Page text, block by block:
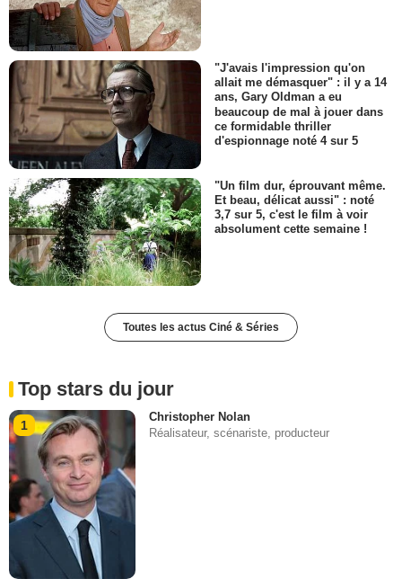
"J'avais l'impression qu'on
allait me démasquer" : il y a 14
ans, Gary Oldman a eu
beaucoup de mal à jouer dans
ce formidable thriller
d'espionnage noté 4 sur 5
"Un film dur, éprouvant même.
Et beau, délicat aussi" : noté
3,7 sur 5, c'est le film à voir
absolument cette semaine !
Toutes les actus Ciné & Séries
Top stars du jour
1
Christopher Nolan
Réalisateur, scénariste, producteur